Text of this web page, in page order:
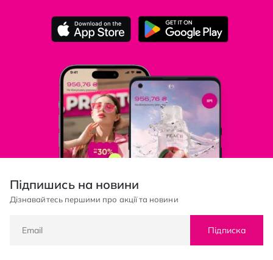
Підпишись на новини
Дізнавайтесь першими про акції та новини
Підписка